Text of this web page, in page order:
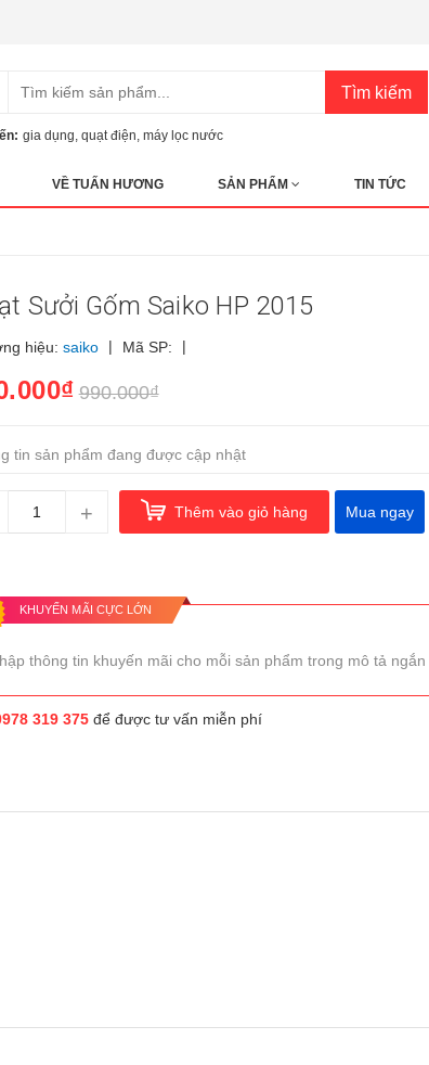
Tìm kiếm
gia dụng, quạt điện, máy lọc nước
VỀ TUẤN HƯƠNG SẢN PHẨM TIN TỨC
Sưởi Gốm Saiko HP 2015
hiệu: saiko | Mã SP: |
990.000₫
tin sản phẩm đang được cập nhật
+ Thêm vào giỏ hàng Mua ngay
KHUYẾN MÃI CỰC LỚN
thông tin khuyến mãi cho mỗi sản phẩm trong mô tả ngắn
319 375để được tư vấn miễn phí